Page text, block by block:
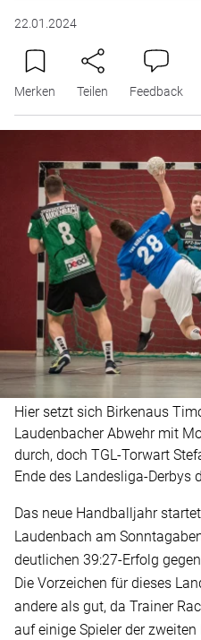
22.01.2024
Merken Teilen Feedback
Hier setzt sich Birkenaus
Laudenbacher Abwehr mit
durch, doch TGL-Torwart
Ende des Landesliga-Derbys
Das neue Handballjahr
Laudenbach am
deutlichen 39:27-Erfolg
Die Vorzeichen für dieses
andere als gut, da Trainer
auf einige Spieler der